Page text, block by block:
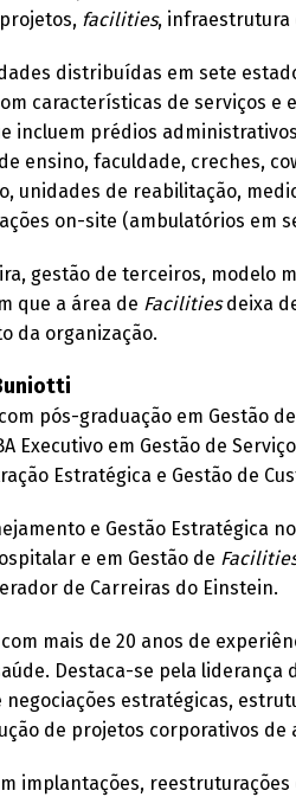
facilities, infraestrutura
distribuídas em sete
características de serviços
incluem prédios
ensino, faculdade, creches,
unidades de reabilitação,
on-site (ambulatórios em
gestão de terceiros, modelo
que a área de Facilitiesdeixa
da organização.
pós-graduação em Gestão
Executivo em Gestão de
Estratégica e Gestão de
e Gestão Estratégica
e em Gestão de
de Carreiras do Einstein.
mais de 20 anos de
Destaca-se pela
estratégicas,
de projetos corporativos de
implantações,